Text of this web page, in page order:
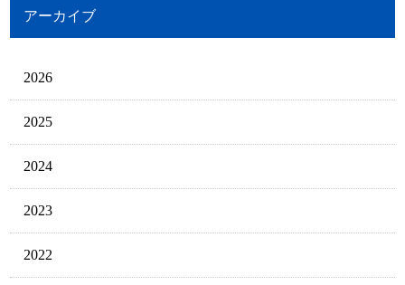
アーカイブ
2026
2025
2024
2023
2022